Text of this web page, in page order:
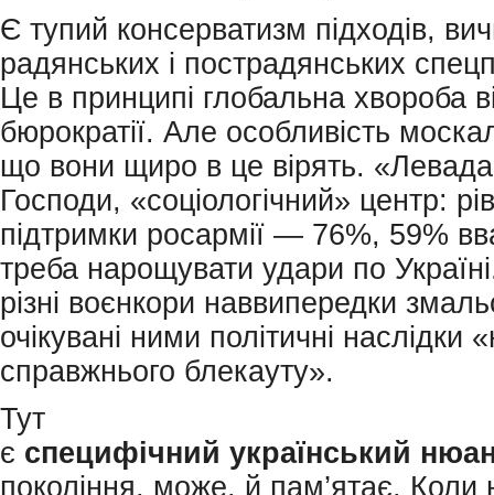
Є тупий консерватизм підходів,
радянських і пострадянських
Це в принципі глобальна хвороба
бюрократії. Але особливість
що вони щиро в це вірять.
Господи, «соціологічний» центр:
підтримки росармії — 76%, 59%
треба нарощувати удари по
різні воєнкори наввипередки
очікувані ними політичні наслідки
справжнього блекауту».
Тут
є специфічний український
покоління, може, й пам’ятає. Коли